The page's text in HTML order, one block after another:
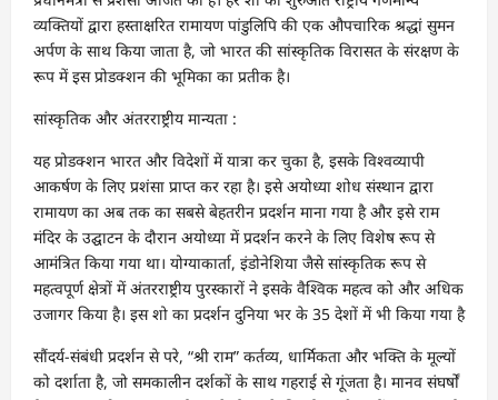
व्यक्तियों द्वारा हस्ताक्षरित रामायण पांडुलिपि की एक औपचारिक श्रद्धां सुमन
अर्पण के साथ किया जाता है, जो भारत की सांस्कृतिक विरासत के संरक्षण के
रूप में इस प्रोडक्शन की भूमिका का प्रतीक है।
सांस्कृतिक और अंतरराष्ट्रीय मान्यता :
यह प्रोडक्शन भारत और विदेशों में यात्रा कर चुका है, इसके विश्वव्यापी
आकर्षण के लिए प्रशंसा प्राप्त कर रहा है। इसे अयोध्या शोध संस्थान द्वारा
रामायण का अब तक का सबसे बेहतरीन प्रदर्शन माना गया है और इसे राम
मंदिर के उद्घाटन के दौरान अयोध्या में प्रदर्शन करने के लिए विशेष रूप से
आमंत्रित किया गया था। योग्याकार्ता, इंडोनेशिया जैसे सांस्कृतिक रूप से
महत्वपूर्ण क्षेत्रों में अंतरराष्ट्रीय पुरस्कारों ने इसके वैश्विक महत्व को और अधिक
उजागर किया है। इस शो का प्रदर्शन दुनिया भर के 35 देशों में भी किया गया है
सौंदर्य-संबंधी प्रदर्शन से परे, “श्री राम” कर्तव्य, धार्मिकता और भक्ति के मूल्यों
को दर्शाता है, जो समकालीन दर्शकों के साथ गहराई से गूंजता है। मानव संघर्षों